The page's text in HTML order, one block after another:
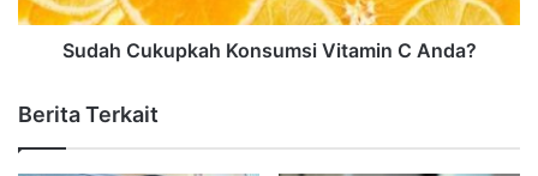
Sudah Cukupkah Konsumsi Vitamin C Anda?
Berita Terkait